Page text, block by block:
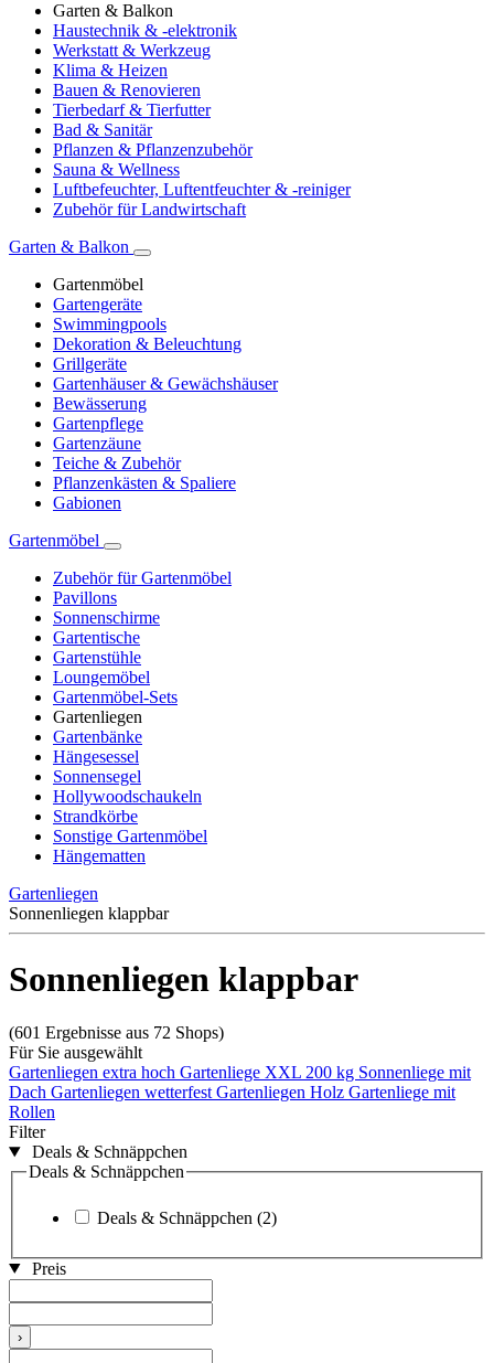
Garten & Balkon
Haustechnik & -elektronik
Werkstatt & Werkzeug
Klima & Heizen
Bauen & Renovieren
Tierbedarf & Tierfutter
Bad & Sanitär
Pflanzen & Pflanzenzubehör
Sauna & Wellness
Luftbefeuchter, Luftentfeuchter & -reiniger
Zubehör für Landwirtschaft
Garten & Balkon
Gartenmöbel
Gartengeräte
Swimmingpools
Dekoration & Beleuchtung
Grillgeräte
Gartenhäuser & Gewächshäuser
Bewässerung
Gartenpflege
Gartenzäune
Teiche & Zubehör
Pflanzenkästen & Spaliere
Gabionen
Gartenmöbel
Zubehör für Gartenmöbel
Pavillons
Sonnenschirme
Gartentische
Gartenstühle
Loungemöbel
Gartenmöbel-Sets
Gartenliegen
Gartenbänke
Hängesessel
Sonnensegel
Hollywoodschaukeln
Strandkörbe
Sonstige Gartenmöbel
Hängematten
Gartenliegen
Sonnenliegen klappbar
Sonnenliegen klappbar
(601 Ergebnisse aus 72 Shops)
Für Sie ausgewählt
Gartenliegen extra hoch Gartenliege XXL 200 kg Sonnenliege mit
Dach Gartenliegen wetterfest Gartenliegen Holz Gartenliege mit
Rollen
Filter
Deals & Schnäppchen
Deals & Schnäppchen
Deals & Schnäppchen (2)
Preis
›